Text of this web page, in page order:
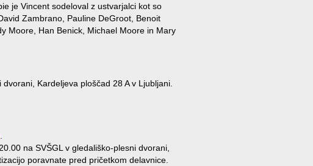
je Vincent sodeloval z ustvarjalci kot so
Zambrano, Pauline DeGroot, Benoit
Moore, Han Benick, Michael Moore in Mary
Kardeljeva ploščad 28 A v Ljubljani.
.
na SVŠGL v gledališko-plesni dvorani,
poravnate pred pričetkom delavnice.